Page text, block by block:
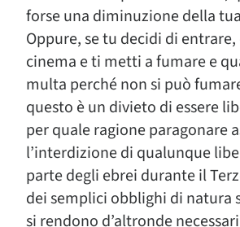
forse una diminuzione della
Oppure, se tu decidi di entrare,
cinema e ti metti a fumare e
multa perché non si può
questo è un divieto di essere
per quale ragione paragonare
l’interdizione di qualunque
parte degli ebrei durante il
dei semplici obblighi di natura
si rendono d’altronde